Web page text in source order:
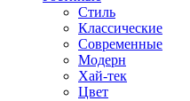
Стиль
Классические
Современные
Модерн
Хай-тек
Цвет